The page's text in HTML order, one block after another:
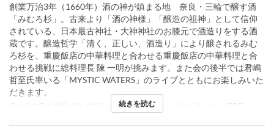
創業万治3年（1660年）酒の神が鎮まる地 奈良・三輪で醸す酒
「みむろ杉」。古来より「酒の神様」「醸造の祖神」として信仰
されている、日本最古神社・大神神社のお膝元で酒造りをする酒
蔵です。醸造哲学「清く、正しい、酒造り」により醸されるみむ
ろ杉を、重慶飯店の中華料理と合わせる重慶飯店の中華料理と合
わせる挑戦に総料理長 陳 一明が挑みます。また会の後半では君嶋
哲至氏率いる「MYSTIC WATERS」のライブとともにお楽しみいた
だきます。
ローズホテル横浜 グルメサミット2022パンフレットはこちらから[PDF]
続きを読む